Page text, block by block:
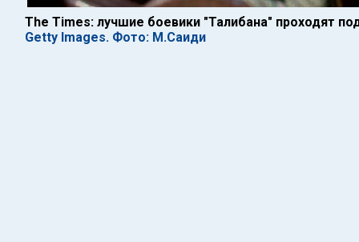
The Times: лучшие боевики "Талибана" проходят
Getty Images. Фото: М.Саиди